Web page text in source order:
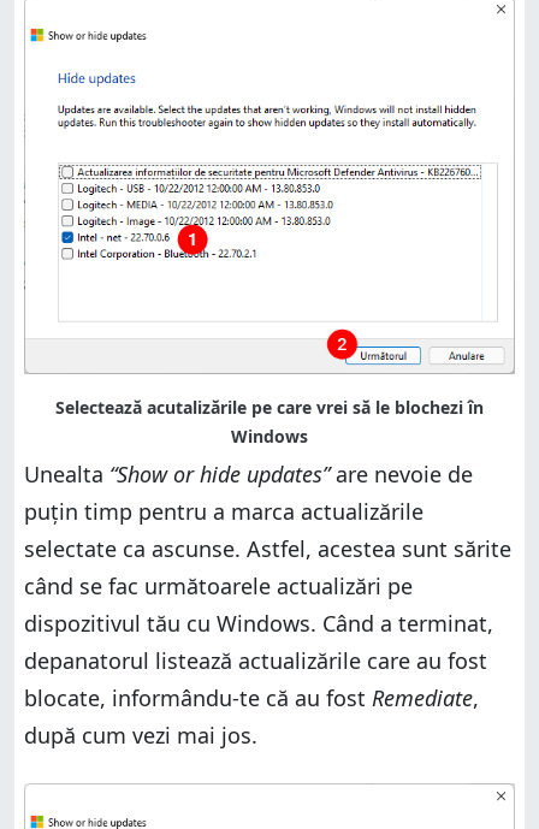
Unealta “Show or hide updates”are nevoie de
puțin timp pentru a marca actualizările
selectate ca ascunse. Astfel, acestea sunt sărite
când se fac următoarele actualizări pe
dispozitivul tău cu Windows. Când a terminat,
depanatorul listează actualizările care au fost
blocate, informându-te că au fost Remediate,
după cum vezi mai jos.